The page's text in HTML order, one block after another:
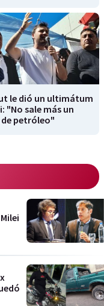
le dió un ultimátum
"No sale más un
petróleo"